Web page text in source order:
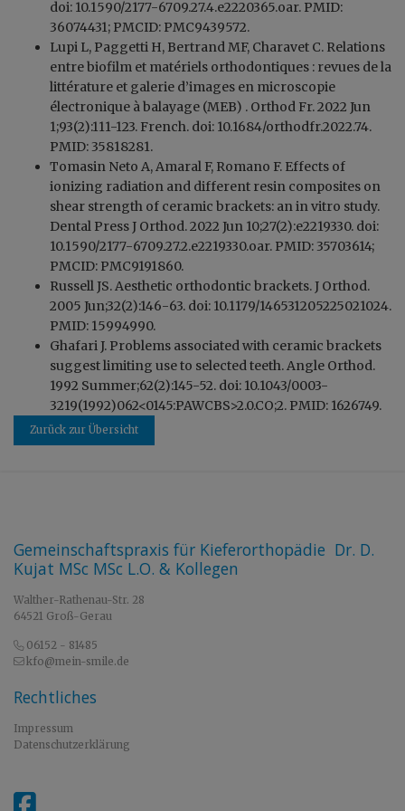
Zurück zur Übersicht
doi: 10.1590/2177-6709.27.4.e2220365.oar. PMID:
36074431; PMCID: PMC9439572.
Lupi L, Paggetti H, Bertrand MF, Charavet C. Relations
entre biofilm et matériels orthodontiques : revues de la
littérature et galerie d’images en microscopie
électronique à balayage (MEB) . Orthod Fr. 2022 Jun
1;93(2):111-123. French. doi: 10.1684/orthodfr.2022.74.
PMID: 35818281.
Tomasin Neto A, Amaral F, Romano F. Effects of
ionizing radiation and different resin composites on
shear strength of ceramic brackets: an in vitro study.
Dental Press J Orthod. 2022 Jun 10;27(2):e2219330. doi:
10.1590/2177-6709.27.2.e2219330.oar. PMID: 35703614;
PMCID: PMC9191860.
Russell JS. Aesthetic orthodontic brackets. J Orthod.
2005 Jun;32(2):146-63. doi: 10.1179/146531205225021024.
PMID: 15994990.
Ghafari J. Problems associated with ceramic brackets
suggest limiting use to selected teeth. Angle Orthod.
1992 Summer;62(2):145-52. doi: 10.1043/0003-
3219(1992)062<0145:PAWCBS>2.0.CO;2. PMID: 1626749.
Gemeinschaftspraxis für Kieferorthopädie Dr. D.
Kujat MSc MSc L.O. & Kollegen
Walther-Rathenau-Str. 28
64521 Groß-Gerau
06152 - 81485
kfo@mein-smile.de
Rechtliches
Impressum
Datenschutzerklärung